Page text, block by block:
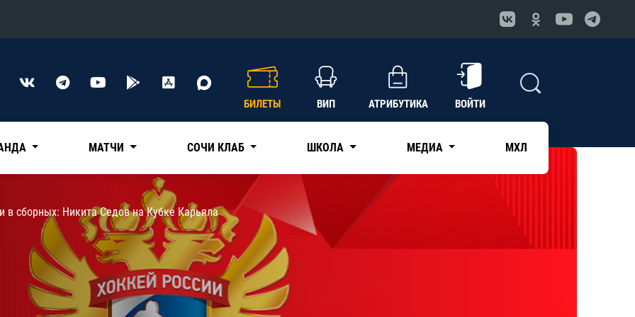
Конференция «Восток»
Трактор
Дивизион Чернышева
Авангард
Адмирал
КХЛ
БИЛЕТЫ ВИП АТРИБУТИКА ВОЙТИ
МАТЧИ СОЧИ КЛАБ ШКОЛА МЕДИА МХЛ
в сборных: Никита Седов на Кубке Карьяла